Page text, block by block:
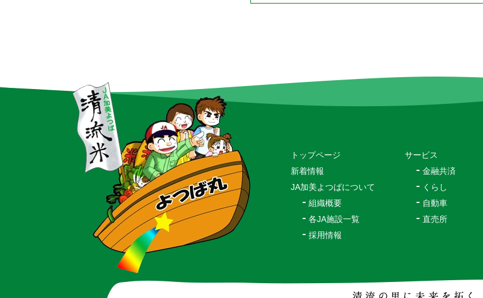
トップページ
新着情報
JA加美よつばについて
組織概要
各JA施設一覧
採用情報
サービス
金融共済
くらし
自動車
直売所